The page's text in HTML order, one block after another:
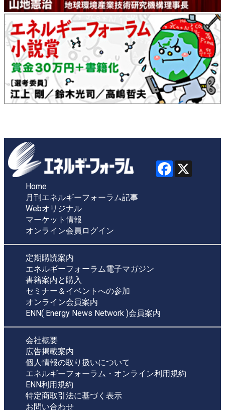
Home
月刊エネルギーフォーラム記事
Webオリジナル
マーケット情報
オンライン会員ログイン
定期購読案内
エネルギーフォーラム電子マガジン
書籍案内と購入
セミナー＆イベントへの参加
オンライン会員案内
ENN( Energy News Network )会員案内
会社概要
広告掲載案内
個人情報の取り扱いについて
エネルギーフォーラム・オンライン利用規約
ENN利用規約
特定商取引法に基づく表示
お問い合わせ